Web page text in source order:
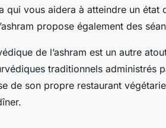
qui vous aidera à atteindre un état
propose également des
de l’ashram est un autre
traditionnels administrés
de son propre restaurant